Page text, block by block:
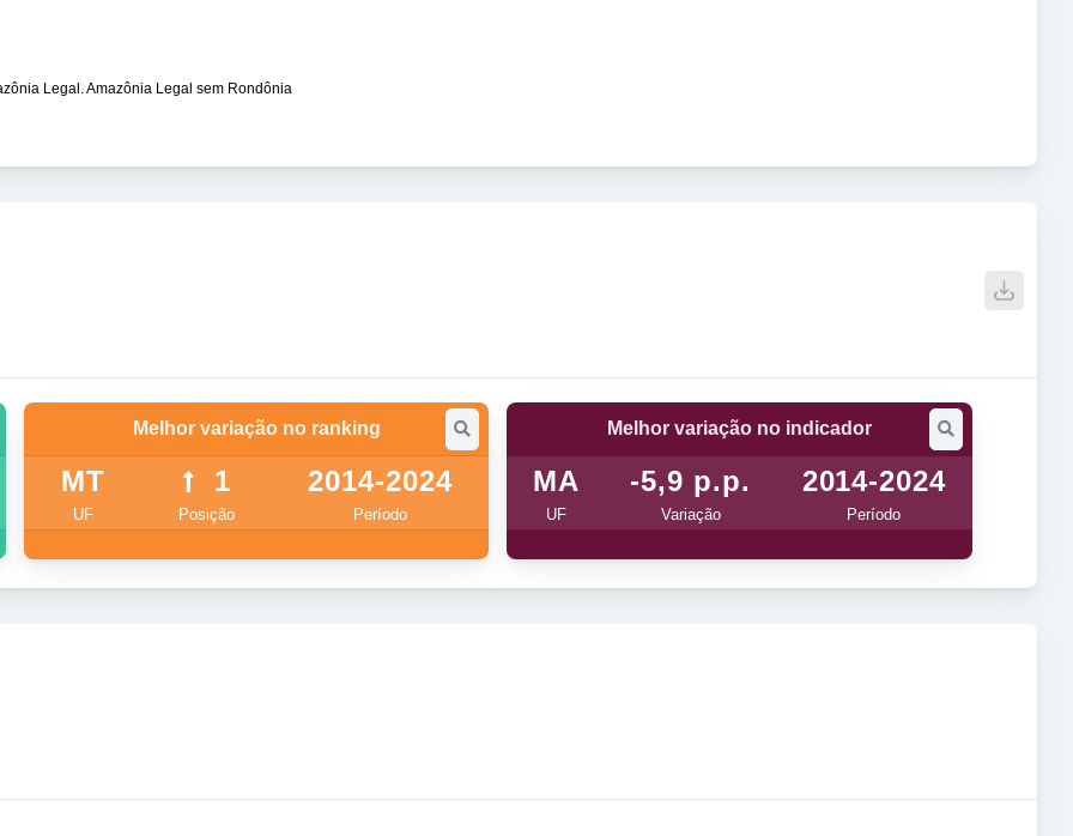
Legal. Amazônia Legal sem Rondônia
Melhor variação no ranking
MT
UF
1
Posição
2014-2024
Período
Melhor variação no indicador
MA
UF
-5,9 p.p.
Variação
2014-2024
Período